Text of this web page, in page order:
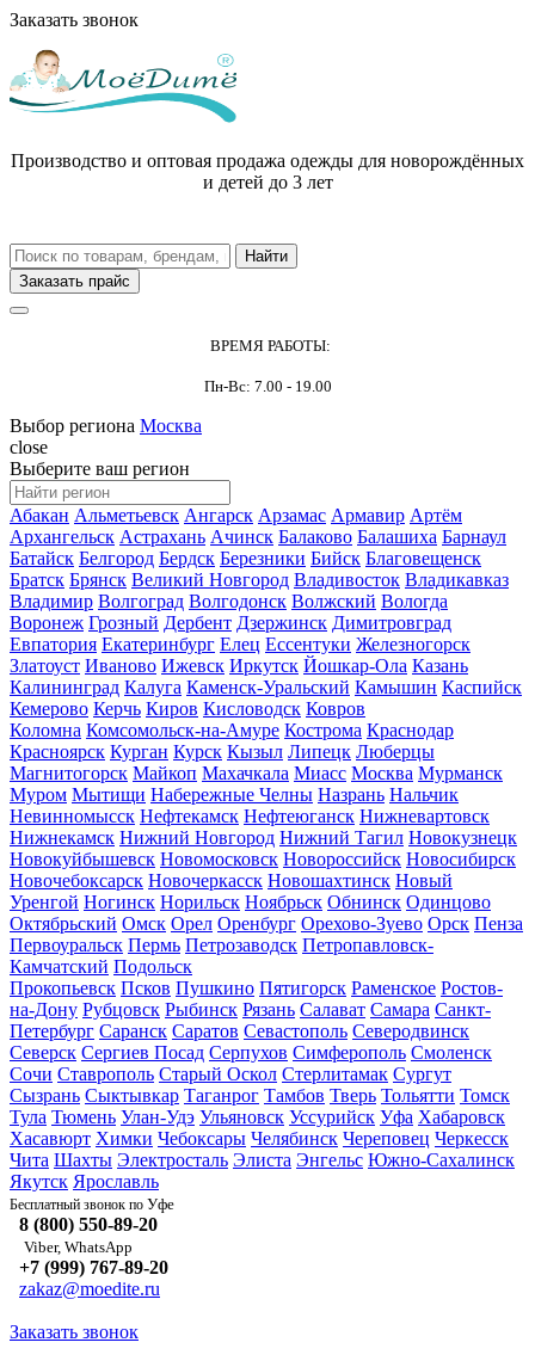
Заказать звонок
Производство и оптовая продажа одежды для новорождённых
и детей до 3 лет
Заказать прайс
ВРЕМЯ РАБОТЫ:
Пн-Вс: 7.00 - 19.00
Выбор региона Москва
close
Выберите ваш регион
Абакан Альметьевск Ангарск Арзамас Армавир Артём
Архангельск Астрахань Ачинск Балаково Балашиха Барнаул
Батайск Белгород Бердск Березники Бийск Благовещенск
Братск Брянск Великий Новгород Владивосток Владикавказ
Владимир Волгоград Волгодонск Волжский Вологда
Воронеж Грозный Дербент Дзержинск Димитровград
Евпатория Екатеринбург Елец Ессентуки Железногорск
Златоуст Иваново Ижевск Иркутск Йошкар-Ола Казань
Калининград Калуга Каменск-Уральский Камышин Каспийск
Кемерово Керчь Киров Кисловодск Ковров
Коломна Комсомольск-на-Амуре Кострома Краснодар
Красноярск Курган Курск Кызыл Липецк Люберцы
Магнитогорск Майкоп Махачкала Миасс Москва Мурманск
Муром Мытищи Набережные Челны Назрань Нальчик
Невинномысск Нефтекамск Нефтеюганск Нижневартовск
Нижнекамск Нижний Новгород Нижний Тагил Новокузнецк
Новокуйбышевск Новомосковск Новороссийск Новосибирск
Новочебоксарск Новочеркасск Новошахтинск Новый
Уренгой Ногинск Норильск Ноябрьск Обнинск Одинцово
Октябрьский Омск Орел Оренбург Орехово-Зуево Орск Пенза
Первоуральск Пермь Петрозаводск Петропавловск-
Камчатский Подольск
Прокопьевск Псков Пушкино Пятигорск Раменское Ростов-
на-Дону Рубцовск Рыбинск Рязань Салават Самара Санкт-
Петербург Саранск Саратов Севастополь Северодвинск
Северск Сергиев Посад Серпухов Симферополь Смоленск
Сочи Ставрополь Старый Оскол Стерлитамак Сургут
Сызрань Сыктывкар Таганрог Тамбов Тверь Тольятти Томск
Тула Тюмень Улан-Удэ Ульяновск Уссурийск Уфа Хабаровск
Хасавюрт Химки Чебоксары Челябинск Череповец Черкесск
Чита Шахты Электросталь Элиста Энгельс Южно-Сахалинск
Якутск Ярославль
Бесплатный звонок по Уфе
8 (800) 550-89-20
Viber, WhatsApp
+7 (999) 767-89-20
zakaz@moedite.ru
Заказать звонок